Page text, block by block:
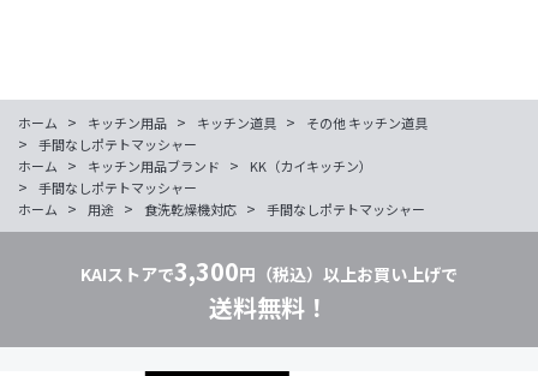
ホーム > キッチン用品 > キッチン道具 > その他 キッチン道具
>
手間なしポテトマッシャー
ホーム
> キッチン用品ブランド > KK（カイキッチン）
>
手間なしポテトマッシャー
ホーム
> 用途 > 食洗乾燥機対応 > 手間なしポテトマッシャー
KAIストアで3,300円（税込）以上お買い上げで
送料無料！